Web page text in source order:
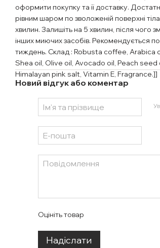
оформити покупку та її доставку.
рівним шаром по зволоженій поверхні
хвилин. Залишіть на 5 хвилин, після
інших миючих засобів. Рекомендується
тиждень. Склад : Robusta coffee, Arabica
Shea oil, Olive oil, Avocado oil, Peach seed
Himalayan pink salt, Vitamin E, Fragrance.]]
Новий відгук або коментар
Оцініть товар
Надіслати